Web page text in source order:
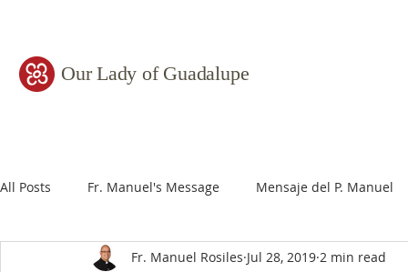
Our Lady of Guadalupe
All Posts Fr. Manuel's Message Mensaje del P. Manuel
Fr. Manuel Rosiles Jul 28, 2019 2 min read